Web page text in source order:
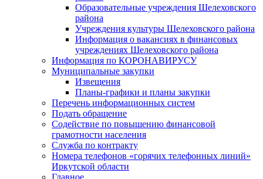
Образовательные учреждения Шелеховского
района
Учреждения культуры Шелеховского района
Информация о вакансиях в финансовых
учреждениях Шелеховского района
Информация по КОРОНАВИРУСУ
Муниципальные закупки
Извещения
Планы-графики и планы закупки
Перечень информационных систем
Подать обращение
Содействие по повышению финансовой
грамотности населения
Служба по контракту
Номера телефонов «горячих телефонных линий»
Иркутской области
Главное